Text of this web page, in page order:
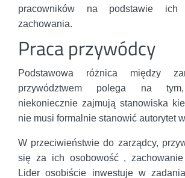
pracowników na podstawie
zachowania.
Praca przywódcy
Podstawowa różnica między
przywództwem polega na
niekoniecznie zajmują stanowiska
nie musi formalnie stanowić autorytet
W przeciwieństwie do zarządcy,
się za ich osobowość ,
Lider osobiście inwestuje w